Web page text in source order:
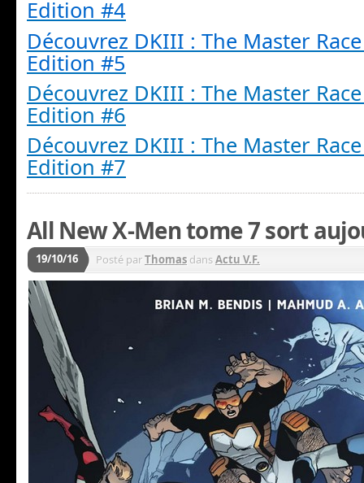
Edition #4
Découvrez DKIII : The Master
Edition #5
Découvrez DKIII : The Master
Edition #6
Découvrez DKIII : The Master
Edition #7
All New X-Men tome 7 sort
19/10/16 Posté parThomas dansActu V.F.